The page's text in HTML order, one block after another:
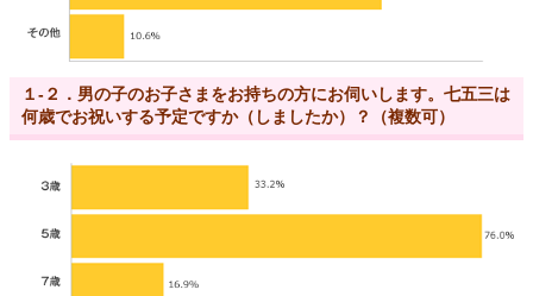
１-２．男の子のお子さまをお持ちの方にお伺いします。七五三は
何歳でお祝いする予定ですか（しましたか）？（複数可）